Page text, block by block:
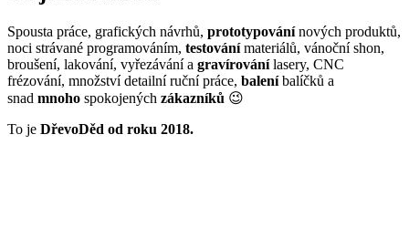
Spousta práce, grafických návrhů, prototypovánínových produktů,
noci strávané programováním, testovánímateriálů, vánoční shon,
broušení, lakování, vyřezávání a gravírovánílasery, CNC
frézování, množství detailní ruční práce, baleníbalíčků a
snad mnoho spokojených zákazníků 😉
To je DřevoDěd od roku 2018.